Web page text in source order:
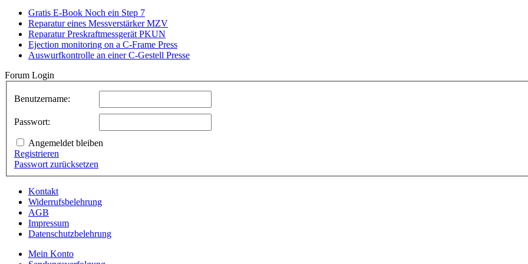
Gratis E-Book Noch ein Step 7
Reparatur eines Messverstärker MZV
Reparatur Preskraftmessgerät PKUN
Ejection monitoring on a C-Frame Press
Auswurfkontrolle an einer C-Gestell Presse
Forum Login
Benutzername:
Passwort:
Angemeldet bleiben
Registrieren
Passwort zurücksetzen
Kontakt
Widerrufsbelehrung
AGB
Impressum
Datenschutzbelehrung
Mein Konto